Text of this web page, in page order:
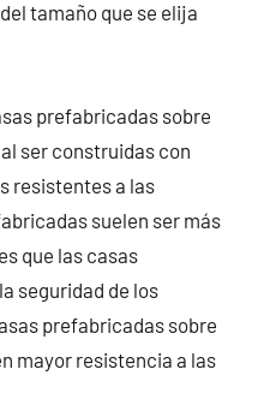
tamaño que se elija
prefabricadas sobre
ser construidas con
resistentes a las
suelen ser más
que las casas
seguridad de los
prefabricadas sobre
mayor resistencia a las